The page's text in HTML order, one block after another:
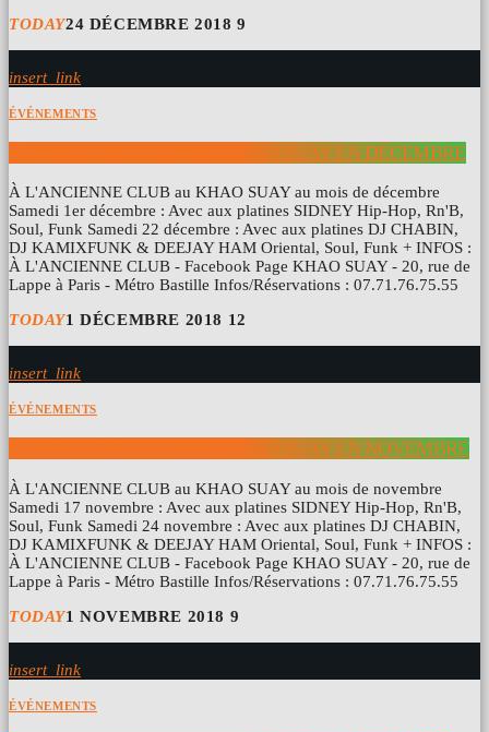
TODAY24 DÉCEMBRE 2018 9
insert_link
ÉVÉNEMENTS
À L’ANCIENNE CLUB AU KHAO SUAY EN DÉCEMBRE
À L'ANCIENNE CLUB au KHAO SUAY au mois de décembre
Samedi 1er décembre : Avec aux platines SIDNEY Hip-Hop, Rn'B,
Soul, Funk Samedi 22 décembre : Avec aux platines DJ CHABIN,
DJ KAMIXFUNK & DEEJAY HAM Oriental, Soul, Funk + INFOS :
À L'ANCIENNE CLUB - Facebook Page KHAO SUAY - 20, rue de
Lappe à Paris - Métro Bastille Infos/Réservations : 07.71.76.75.55
TODAY1 DÉCEMBRE 2018 12
insert_link
ÉVÉNEMENTS
À L’ANCIENNE CLUB AU KHAO SUAY EN NOVEMBRE
À L'ANCIENNE CLUB au KHAO SUAY au mois de novembre
Samedi 17 novembre : Avec aux platines SIDNEY Hip-Hop, Rn'B,
Soul, Funk Samedi 24 novembre : Avec aux platines DJ CHABIN,
DJ KAMIXFUNK & DEEJAY HAM Oriental, Soul, Funk + INFOS :
À L'ANCIENNE CLUB - Facebook Page KHAO SUAY - 20, rue de
Lappe à Paris - Métro Bastille Infos/Réservations : 07.71.76.75.55
TODAY1 NOVEMBRE 2018 9
insert_link
ÉVÉNEMENTS